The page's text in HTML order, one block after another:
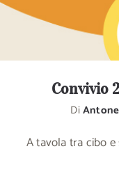
Convivio
Di
A tavola tra cibo e